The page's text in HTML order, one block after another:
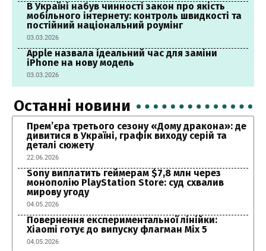
В Україні набув чинності закон про якість
мобільного інтернету: контроль швидкості та
постійний національний роумінг
03.03.2026
Apple назвала ідеальний час для заміни
iPhone на нову модель
03.03.2026
Останні новини
Прем’єра третього сезону «Дому дракона»: де
дивитися в Україні, графік виходу серій та
деталі сюжету
22.06.2026
Sony виплатить геймерам $7,8 млн через
монополію PlayStation Store: суд схвалив
мирову угоду
04.05.2026
Повернення експериментальної лінійки:
Xiaomi готує до випуску флагман Mix 5
04.05.2026